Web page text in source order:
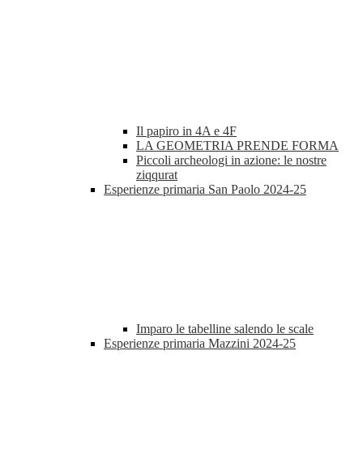
Il papiro in 4A e 4F
LA GEOMETRIA PRENDE FORMA
Piccoli archeologi in azione: le nostre
ziqqurat
Esperienze primaria San Paolo 2024-25
Imparo le tabelline salendo le scale
Esperienze primaria Mazzini 2024-25